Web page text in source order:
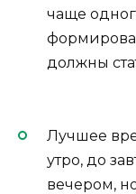
чаще
должны
Лучшее
утро, до
вечером,